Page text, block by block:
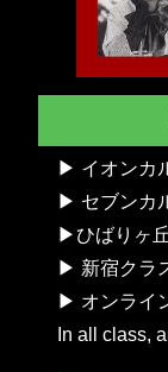
▶︎ イオンカ
▶︎ セブンカ
▶︎ひばりヶ
▶︎ 新宿クラ
▶︎ オンライ
In all class,